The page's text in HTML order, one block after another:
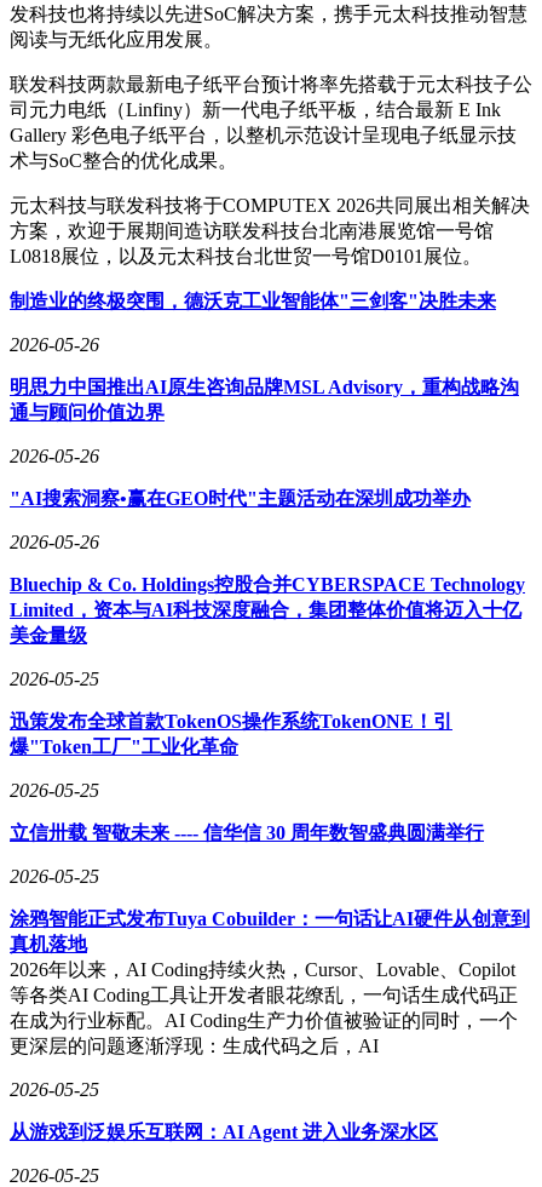
发科技也将持续以先进SoC解决方案，携手元太科技推动智慧
阅读与无纸化应用发展。
联发科技两款最新电子纸平台预计将率先搭载于元太科技子公
司元力电纸（Linfiny）新一代电子纸平板，结合最新 E Ink
Gallery 彩色电子纸平台，以整机示范设计呈现电子纸显示技
术与SoC整合的优化成果。
元太科技与联发科技将于COMPUTEX 2026共同展出相关解决
方案，欢迎于展期间造访联发科技台北南港展览馆一号馆
L0818展位，以及元太科技台北世贸一号馆D0101展位。
制造业的终极突围，德沃克工业智能体"三剑客"决胜未来
2026-05-26
明思力中国推出AI原生咨询品牌MSL Advisory，重构战略沟
通与顾问价值边界
2026-05-26
"AI搜索洞察•赢在GEO时代"主题活动在深圳成功举办
2026-05-26
Bluechip & Co. Holdings控股合并CYBERSPACE Technology
Limited，资本与AI科技深度融合，集团整体价值将迈入十亿
美金量级
2026-05-25
迅策发布全球首款TokenOS操作系统TokenONE！引
爆"Token工厂"工业化革命
2026-05-25
立信卅载 智敬未来 ---- 信华信 30 周年数智盛典圆满举行
2026-05-25
涂鸦智能正式发布Tuya Cobuilder：一句话让AI硬件从创意到
真机落地
2026年以来，AI Coding持续火热，Cursor、Lovable、Copilot
等各类AI Coding工具让开发者眼花缭乱，一句话生成代码正
在成为行业标配。AI Coding生产力价值被验证的同时，一个
更深层的问题逐渐浮现：生成代码之后，AI
2026-05-25
从游戏到泛娱乐互联网：AI Agent 进入业务深水区
2026-05-25